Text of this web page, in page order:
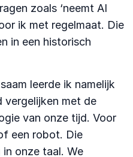
zoals ‘neemt AI
ik met regelmaat. Die
in een historisch
leerde ik namelijk
vergelijken met de
van onze tijd. Voor
een robot. Die
onze taal. We